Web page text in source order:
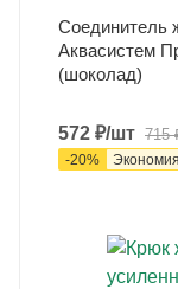
Соединитель
Аквасистем
(шоколад)
572 ₽/шт 715
-20% Экономия